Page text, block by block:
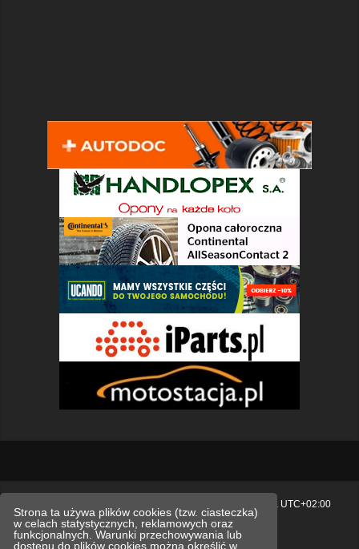
Strona ta używa plików cookies (tzw. ciasteczka)
w celach statystycznych, reklamowych oraz
funkcjonalnych. Warunki przechowywania lub
dostępu do plików cookies można określić w
UTC+02:00
Polityka prywatności.